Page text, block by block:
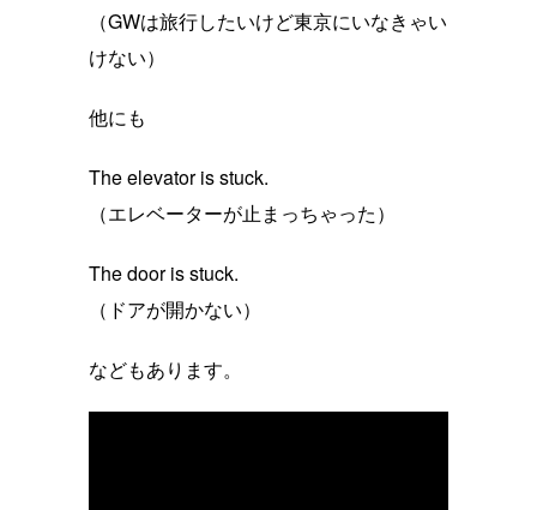
（GWは旅行したいけど東京にいなきゃい
けない）
他にも
The elevator is stuck.
（エレベーターが止まっちゃった）
The door is stuck.
（ドアが開かない）
などもあります。